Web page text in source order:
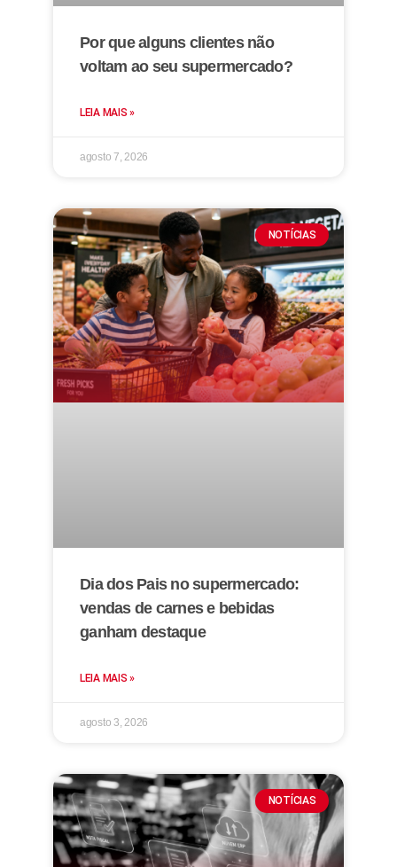
Por que alguns clientes não
voltam ao seu supermercado?
LEIA MAIS »
agosto 7, 2026
NOTÍCIAS
Dia dos Pais no supermercado:
vendas de carnes e bebidas
ganham destaque
LEIA MAIS »
agosto 3, 2026
NOTÍCIAS